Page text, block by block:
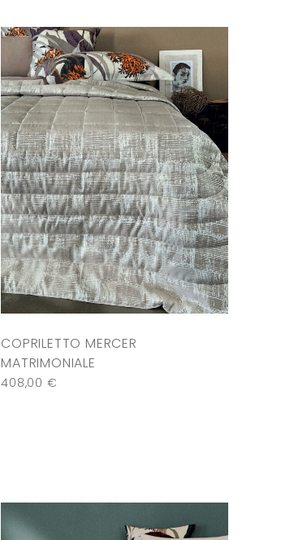
COPRILETTO MERCER
MATRIMONIALE
408,00 €